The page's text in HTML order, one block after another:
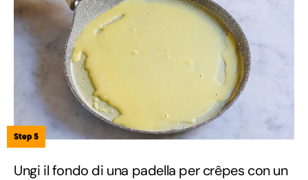
Step 5
Ungi il fondo di una padella per crêpes con un